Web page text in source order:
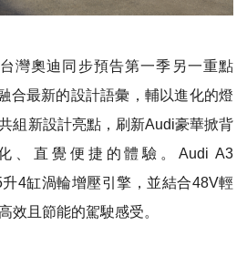
灣奧迪同步預告第一季另一重點
合最新的設計語彙，輔以進化的燈
組新設計亮點，刷新Audi豪華掀背
、直覺便捷的體驗。Audi A3
4缸渦輪增壓引擎，並結合48V輕
效且節能的駕駛感受。